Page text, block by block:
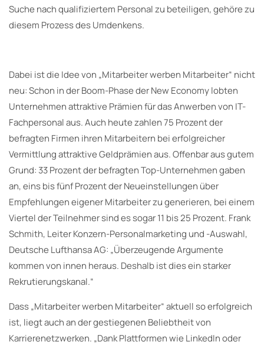
Suche nach qualifiziertem Personal zu beteiligen, gehöre zu
diesem Prozess des Umdenkens.
Dabei ist die Idee von „Mitarbeiter werben Mitarbeiter“ nicht
neu: Schon in der Boom-Phase der New Economy lobten
Unternehmen attraktive Prämien für das Anwerben von IT-
Fachpersonal aus. Auch heute zahlen 75 Prozent der
befragten Firmen ihren Mitarbeitern bei erfolgreicher
Vermittlung attraktive Geldprämien aus. Offenbar aus gutem
Grund: 33 Prozent der befragten Top-Unternehmen gaben
an, eins bis fünf Prozent der Neueinstellungen über
Empfehlungen eigener Mitarbeiter zu generieren, bei einem
Viertel der Teilnehmer sind es sogar 11 bis 25 Prozent. Frank
Schmith, Leiter Konzern-Personalmarketing und -Auswahl,
Deutsche Lufthansa AG: „Überzeugende Argumente
kommen von innen heraus. Deshalb ist dies ein starker
Rekrutierungskanal.“
Dass „Mitarbeiter werben Mitarbeiter“ aktuell so erfolgreich
ist, liegt auch an der gestiegenen Beliebtheit von
Karrierenetzwerken. „Dank Plattformen wie LinkedIn oder